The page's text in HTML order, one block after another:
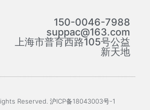
150-0046-7988
suppac@163.com
上海市普育西路105号公益
新天地
Reserved. 沪ICP备18043003号-1